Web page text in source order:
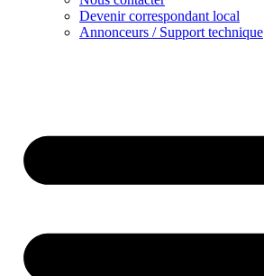
Devenir correspondant local
Annonceurs / Support technique